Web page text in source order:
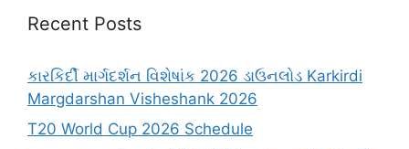
Recent Posts
કારકિર્દી માર્ગદર્શન વિશેષાંક 2026 ડાઉનલોડ Karkirdi
Margdarshan Visheshank 2026
T20 World Cup 2026 Schedule